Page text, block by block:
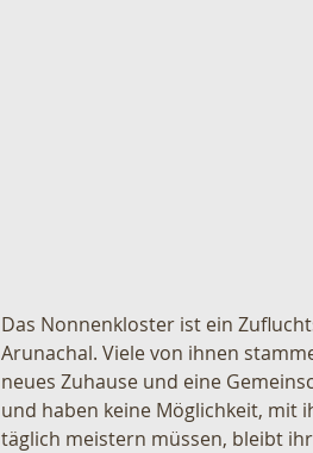
Das Nonnenkloster ist ein
Arunachal. Viele von ihnen
neues Zuhause und eine
und haben keine Möglichkeit, mit
täglich meistern müssen, bleibt